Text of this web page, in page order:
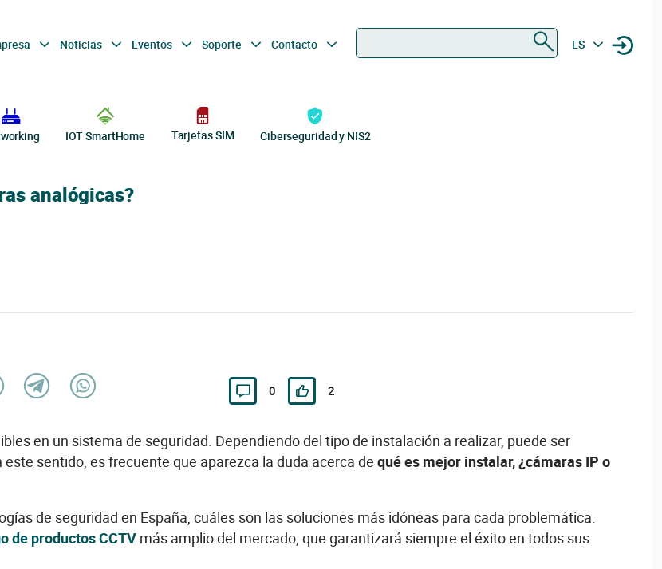
Noticias Eventos Soporte Contacto ES
IOT SmartHome Tarjetas SIM Ciberseguridad y NIS2
analógicas?
0 2
en un sistema de seguridad. Dependiendo del tipo de instalación a realizar, puede ser
sentido, es frecuente que aparezca la duda acerca de qué es mejor instalar, ¿cámaras IP o
de seguridad en España, cuáles son las soluciones más idóneas para cada problemática.
de productos CCTV más amplio del mercado, que garantizará siempre el éxito en todos sus